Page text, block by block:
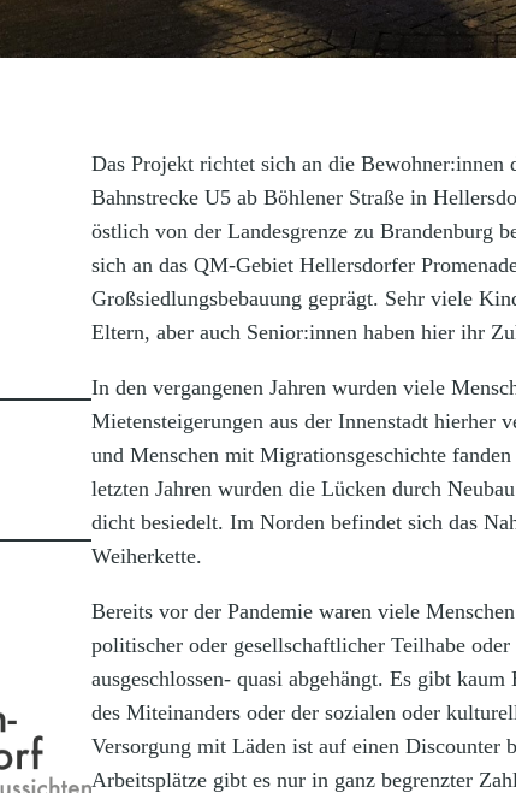
Das Projekt richtet sich an die Bewohner:innen
Bahnstrecke U5 ab Böhlener Straße in
östlich von der Landesgrenze zu Brandenburg
sich an das QM-Gebiet Hellersdorfer
Großsiedlungsbebauung geprägt. Sehr viele
Eltern, aber auch Senior:innen haben hier ihr
In den vergangenen Jahren wurden viele
Mietensteigerungen aus der Innenstadt hierher
und Menschen mit Migrationsgeschichte
letzten Jahren wurden die Lücken durch
dicht besiedelt. Im Norden befindet sich das
Weiherkette.
Bereits vor der Pandemie waren viele
politischer oder gesellschaftlicher Teilhabe
ausgeschlossen- quasi abgehängt. Es gibt
des Miteinanders oder der sozialen oder
Versorgung mit Läden ist auf einen Discounter
Arbeitsplätze gibt es nur in ganz begrenzter